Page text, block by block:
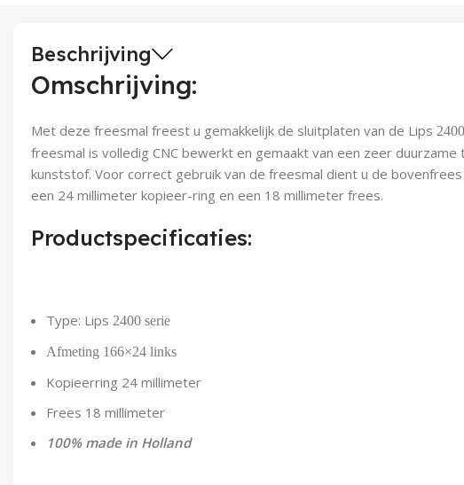
Beschrijving
Omschrijving:
Met deze freesmal freest u gemakkelijk de sluitplaten van de Lips
freesmal is volledig CNC bewerkt en gemaakt van een zeer duurzame
kunststof. Voor correct gebruik van de freesmal dient u de
een 24 millimeter kopieer-ring en een 18 millimeter frees.
Productspecificaties:
Type: Lips 2400 serie
Afmeting 166×24 links
Kopieerring 24 millimeter
Frees 18 millimeter
100% made in Holland